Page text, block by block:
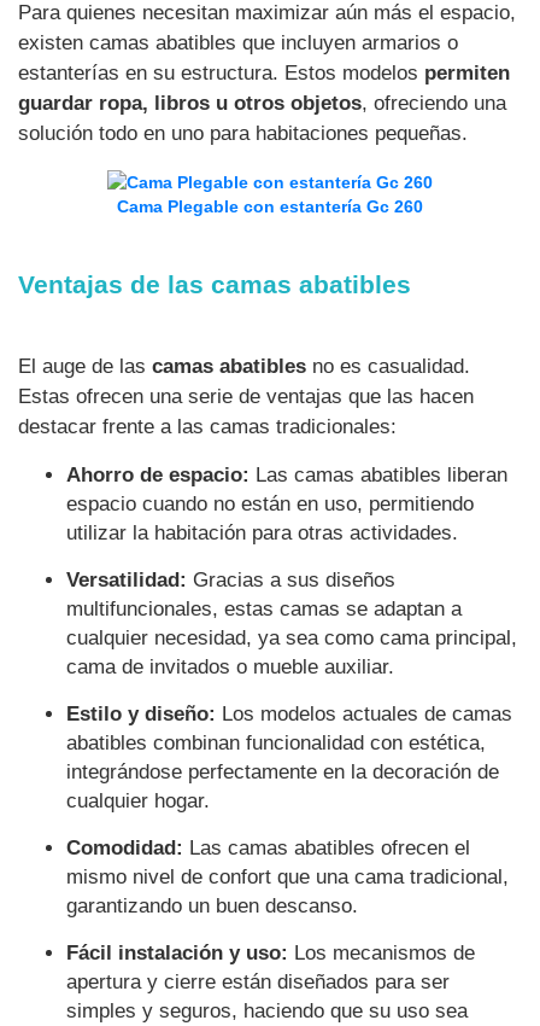
Para quienes necesitan maximizar aún más el espacio,
existen camas abatibles que incluyen armarios o
estanterías en su estructura. Estos modelos permiten
guardar ropa, libros u otros objetos, ofreciendo una
solución todo en uno para habitaciones pequeñas.
Cama Plegable con estantería Gc 260
Ventajas de las camas abatibles
El auge de las camas abatibles no es casualidad.
Estas ofrecen una serie de ventajas que las hacen
destacar frente a las camas tradicionales:
Ahorro de espacio: Las camas abatibles liberan
espacio cuando no están en uso, permitiendo
utilizar la habitación para otras actividades.
Versatilidad: Gracias a sus diseños
multifuncionales, estas camas se adaptan a
cualquier necesidad, ya sea como cama principal,
cama de invitados o mueble auxiliar.
Estilo y diseño: Los modelos actuales de camas
abatibles combinan funcionalidad con estética,
integrándose perfectamente en la decoración de
cualquier hogar.
Comodidad: Las camas abatibles ofrecen el
mismo nivel de confort que una cama tradicional,
garantizando un buen descanso.
Fácil instalación y uso: Los mecanismos de
apertura y cierre están diseñados para ser
simples y seguros, haciendo que su uso sea